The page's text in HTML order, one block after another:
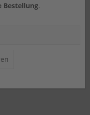
Bestellung.